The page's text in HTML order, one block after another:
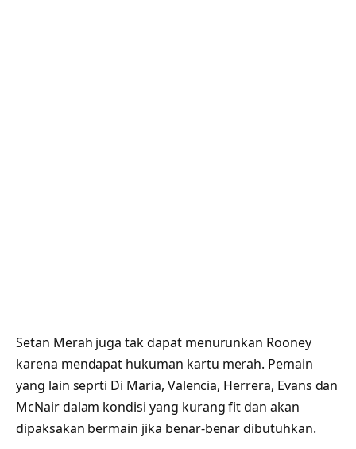
Setan Merah juga tak dapat menurunkan Rooney
karena mendapat hukuman kartu merah. Pemain
yang lain seprti Di Maria, Valencia, Herrera, Evans dan
McNair dalam kondisi yang kurang fit dan akan
dipaksakan bermain jika benar-benar dibutuhkan.